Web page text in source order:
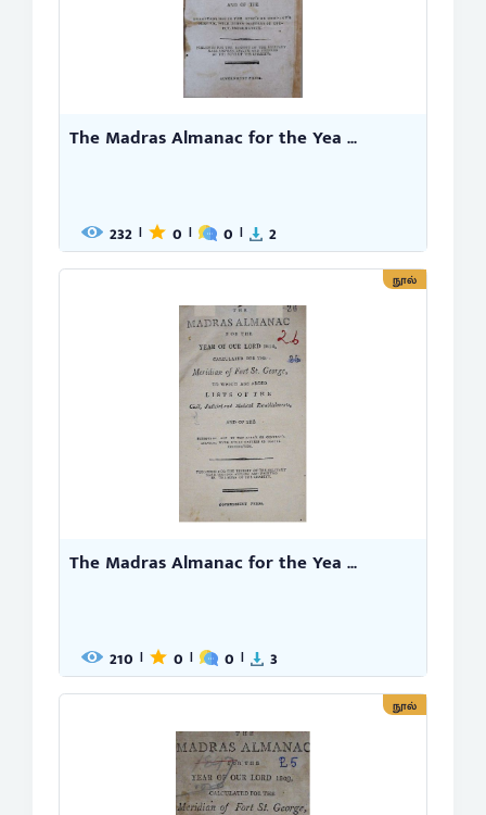
The Madras Almanac for the Yea ...
232 | 0 | 0 | 2
நூல்
The Madras Almanac for the Yea ...
210 | 0 | 0 | 3
நூல்